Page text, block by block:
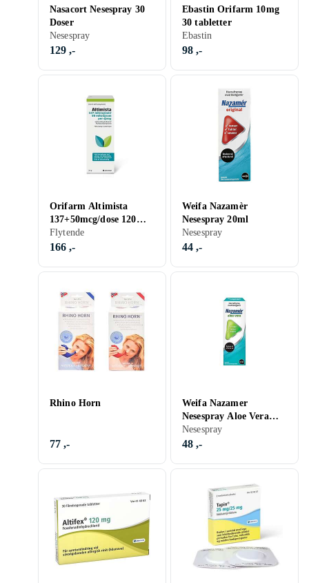
Nasacort Nesespray 30
Doser
Nesespray
129 ,-
Ebastin Orifarm 10mg
30 tabletter
Ebastin
98 ,-
Orifarm Altimista
137+50mcg/dose 120
doser Nesespray
Flytende
166 ,-
Weifa Nazamèr
Nesespray 20ml
Nesespray
44 ,-
Rhino Horn
77 ,-
Weifa Nazamer
Nesespray Aloe Vera
20ml
Nesespray
48 ,-